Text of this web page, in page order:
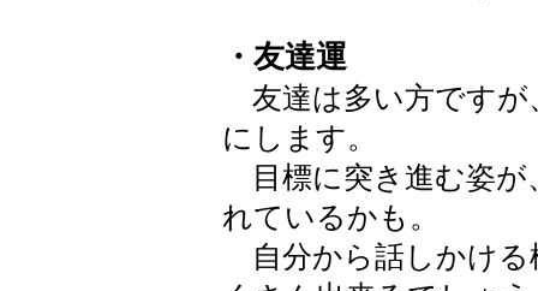
・友達運
友達は多い方ですが
にします。
目標に突き進む姿が
れているかも。
自分から話しかける